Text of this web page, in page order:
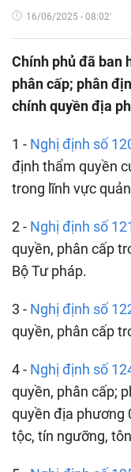
16/06/2025 - 08:02'
Chính phủ đã ban
phân cấp; phân
chính quyền địa
1 - Nghị định số
định thẩm quyền
trong lĩnh vực
2 - Nghị định số
quyền, phân cấp
Bộ Tư pháp.
3 - Nghị định số
quyền, phân cấp
4 - Nghị định số
quyền, phân cấp;
quyền địa phương
tộc, tín ngưỡng,